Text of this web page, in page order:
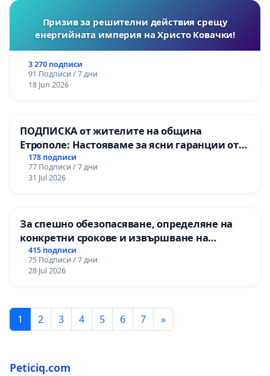
Призив за решителни действия срещу
енергийната империя на Христо Ковачки!
3 270 подписи
91 Подписи / 7 дни
18 Jun 2026
ПОДПИСКА от жителите на община
Етрополе: Настояваме за ясни гаранции от
“Елаците-МЕД” АД и от държавата, че ще се
изпълнят всички екологични норми!
178 подписи
77 Подписи / 7 дни
31 Jul 2026
За спешно обезопасяване, определяне на
конкретни срокове и извършване на
цялостна рехабилитация на
републиканския път между пътен възел АМ
„Тракия“ - гр. Ихтиман - с. Мирово - к.к.
415 подписи
75 Подписи / 7 дни
28 Jul 2026
1 2 3 4 5 6 7 »
Peticiq.com